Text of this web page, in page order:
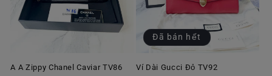
A A Zippy Chanel Caviar TV86
Đã bán hết
Ví Dài Gucci Đỏ TV92